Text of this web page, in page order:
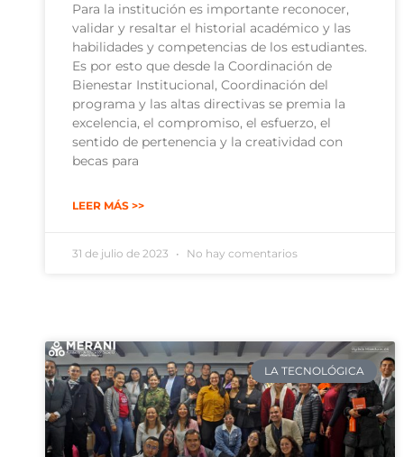
Para la institución es importante reconocer,
validar y resaltar el historial académico y las
habilidades y competencias de los estudiantes.
Es por esto que desde la Coordinación de
Bienestar Institucional, Coordinación del
programa y las altas directivas se premia la
excelencia, el compromiso, el esfuerzo, el
sentido de pertenencia y la creatividad con
becas para
LEER MÁS >>
31 de julio de 2023 No hay comentarios
LA TECNOLÓGICA